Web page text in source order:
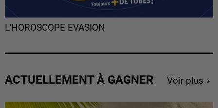
L'HOROSCOPE EVASION
ACTUELLEMENT À GAGNER Voir plus